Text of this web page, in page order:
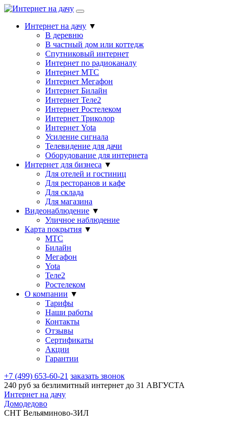
Интернет на дачу ▼
В деревню
В частный дом или коттедж
Спутниковый интернет
Интернет по радиоканалу
Интернет МТС
Интернет Мегафон
Интернет Билайн
Интернет Теле2
Интернет Ростелеком
Интернет Триколор
Интернет Yota
Усиление сигнала
Телевидение для дачи
Оборудование для интернета
Интернет для бизнеса ▼
Для отелей и гостиниц
Для ресторанов и кафе
Для склада
Для магазина
Видеонаблюдение ▼
Уличное наблюдение
Карта покрытия ▼
МТС
Билайн
Мегафон
Yota
Теле2
Ростелеком
О компании ▼
Тарифы
Наши работы
Контакты
Отзывы
Сертификаты
Акции
Гарантии
+7 (499) 653-60-21 заказать звонок
240 руб за безлимитный интернет до 31 АВГУСТА
Интернет на дачу
Домодедово
СНТ Вельяминово-3ИЛ